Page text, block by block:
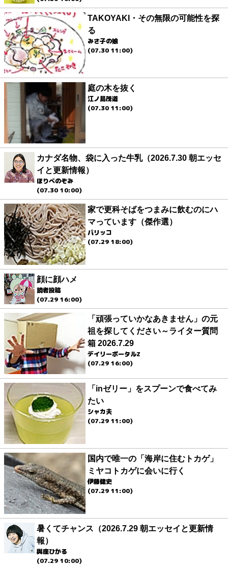
TAKOYAKI・その無限の可能性を探
る
みさ子の娘
(07.30 11:00)
庭の木を抜く
江ノ島茂道
(07.30 11:00)
カナダ名物、袋に入った牛乳（2026.7.30 朝エッセ
イと更新情報）
ほりべのぞみ
(07.30 10:00)
家で更科そばをつまみに飲むのにハ
マっています（傑作選）
パリッコ
(07.29 18:00)
顔に顔ハメ
読者投稿
(07.29 16:00)
「頑張っていかなあきません」の元
祖を探してください～ライター質問
箱 2026.7.29
デイリーポータルZ
(07.29 16:00)
「inゼリー」をスプーンで食べてみ
たい
シャカ夫
(07.29 11:00)
国内で唯一の「海岸に住むトカゲ」
ミヤコトカゲに会いに行く
伊藤健史
(07.29 11:00)
暑くてチャンス（2026.7.29 朝エッセイと更新情
報）
與座ひかる
(07.29 10:00)